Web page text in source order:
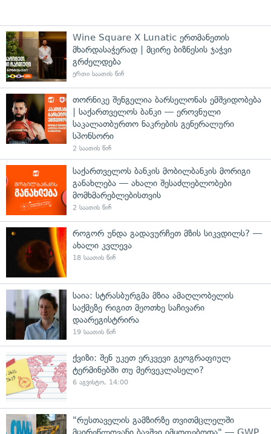
Wine Square X Lunatic ერთმანეთის
მხარდასაჭერად | მცირე ბიზნესის ჯაჭვი
გრძელდება
ერთი საათის წინ
თორნიკე შენგელია ბარსელონას ემშვიდობება
| საქართველოს ბანკი — ეროვნული
საკალათბურთო ნაკრების გენერალური
სპონსორი
2 საათის წინ
საქართველოს ბანკის მობილბანკის მორიგი
განახლება — ახალი შესაძლებლობები
მომხმარებლებისთვის
2 საათის წინ
როგორ უნდა გადავურჩეთ მზის სიკვდილს? —
ახალი კვლევა
18 საათის წინ
საია: სტრასბურგმა მზია ამაღლობელის
საქმეზე რიგით მეოთხე საჩივარი
დაარეგისტრირა
19 საათის წინ
ქვიზი: შენ უკეთ ერკვევი გეოგრაფიულ
ტერმინებში თუ მერვეკლასელი?
6 აგვისტო, 14:00
"რუსთაველის გამზირზე თვითმცლელში